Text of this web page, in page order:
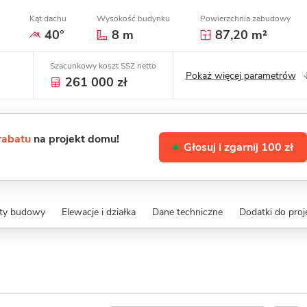
Kąt dachu
40°
Wysokość budynku
8 m
Powierzchnia zabudowy
87,20 m²
Szacunkowy koszt SSZ netto
261 000 zł Pokaż więcej parametrów
na projekt domu!
Głosuj i zgarnij 100 zł
budowy Elewacje i działka Dane techniczne Dodatki do